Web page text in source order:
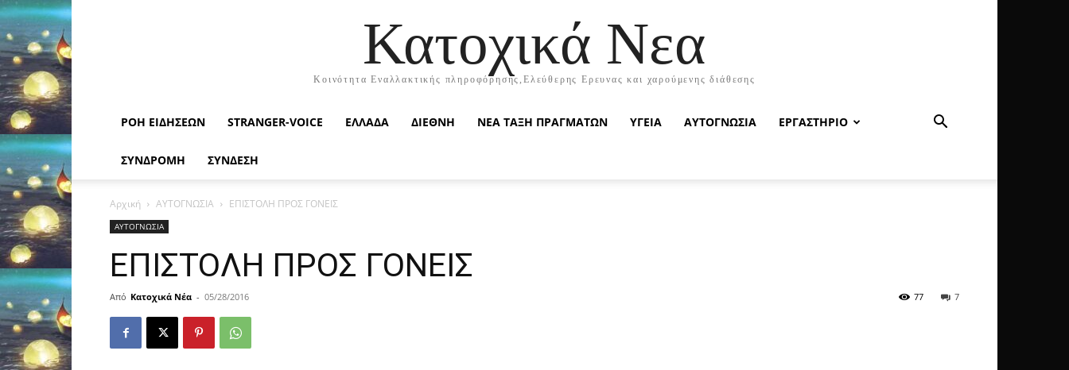
Κατοχικά Νεα
Κοινότητα Εναλλακτικής πληροφόρησης,Ελεύθερης Ερευνας και χαρούμενης διάθεσης
ΡΟΉ ΕΙΔΉΣΕΩΝ STRANGER-VOICE ΕΛΛΑΔΑ ΔΙΕΘΝΗ ΝΕΑ ΤΑΞΗ ΠΡΑΓΜΑΤΩΝ ΥΓΕΙΑ ΑΥΤΟΓΝΩΣΙΑ ΕΡΓΑΣΤΗΡΙΟ
ΣΥΝΔΡΟΜΗ ΣΥΝΔΕΣΗ
Αρχική ΑΥΤΟΓΝΩΣΙΑ ΕΠΙΣΤΟΛΗ ΠΡΟΣ ΓΟΝΕΙΣ
ΑΥΤΟΓΝΩΣΙΑ
ΕΠΙΣΤΟΛΗ ΠΡΟΣ ΓΟΝΕΙΣ
Από Κατοχικά Νέα - 05/28/2016 7
77